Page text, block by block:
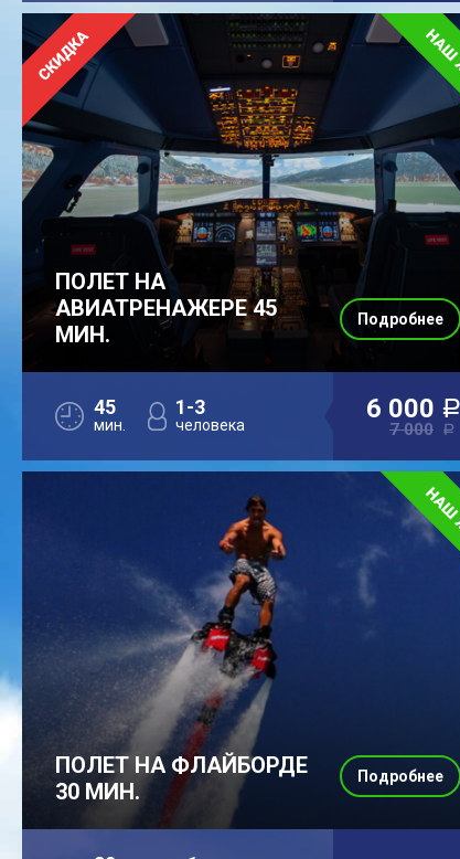
ПОЛЕТ НА
АВИАТРЕНАЖЕРЕ 45
МИН.
45
мин.
1-3
человека
6 000 a
7 000 a
Подробнее
ПОЛЕТ НА ФЛАЙБОРДЕ
30 МИН.
Подробнее